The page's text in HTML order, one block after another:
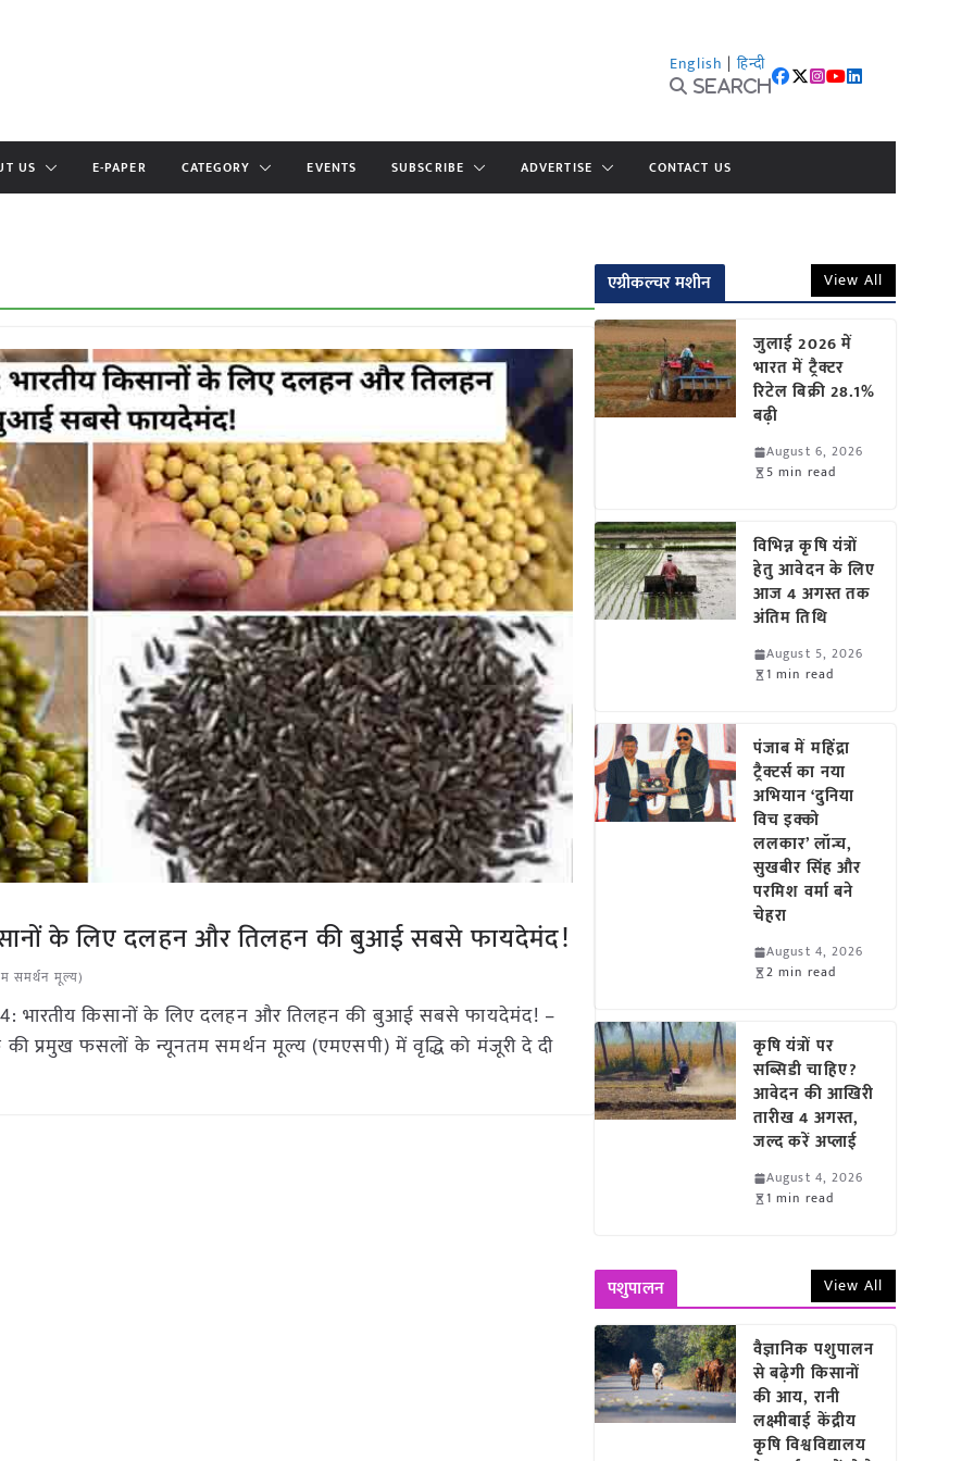
English | हिन्दी
Search
US E-PAPER CATEGORY EVENTS SUBSCRIBE ADVERTISE CONTACT US
के लिए दलहन और तिलहन की बुआई सबसे फायदेमंद!
समर्थन मूल्य)
भारतीय किसानों के लिए दलहन और तिलहन की बुआई सबसे फायदेमंद! –
प्रमुख फसलों के न्यूनतम समर्थन मूल्य (एमएसपी) में वृद्धि को मंजूरी दे दी
एग्रीकल्चर मशीन View All
जुलाई 2026 में
भारत में ट्रैक्टर
रिटेल बिक्री 28.1%
बढ़ी
August 6, 2026
5 min read
विभिन्न कृषि यंत्रों
हेतु आवेदन के लिए
आज 4 अगस्त तक
अंतिम तिथि
August 5, 2026
1 min read
पंजाब में महिंद्रा
ट्रैक्टर्स का नया
अभियान ‘दुनिया
विच इक्को
ललकार’ लॉन्च,
सुखबीर सिंह और
परमिश वर्मा बने
चेहरा
August 4, 2026
2 min read
कृषि यंत्रों पर
सब्सिडी चाहिए?
आवेदन की आखिरी
तारीख 4 अगस्त,
जल्द करें अप्लाई
August 4, 2026
1 min read
पशुपालन View All
वैज्ञानिक पशुपालन
से बढ़ेगी किसानों
की आय, रानी
लक्ष्मीबाई केंद्रीय
कृषि विश्वविद्यालय